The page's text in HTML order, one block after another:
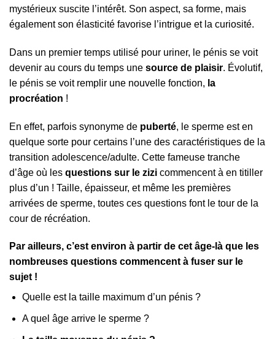
mystérieux suscite l’intérêt. Son aspect, sa forme, mais
également son élasticité favorise l’intrigue et la curiosité.
Dans un premier temps utilisé pour uriner, le pénis se voit
devenir au cours du temps une source de plaisir. Évolutif,
le pénis se voit remplir une nouvelle fonction, la
procréation !
En effet, parfois synonyme de puberté, le sperme est en
quelque sorte pour certains l’une des caractéristiques de la
transition adolescence/adulte. Cette fameuse tranche
d’âge où les questions sur le zizi commencent à en titiller
plus d’un ! Taille, épaisseur, et même les premières
arrivées de sperme, toutes ces questions font le tour de la
cour de récréation.
Par ailleurs, c’est environ à partir de cet âge-là que les
nombreuses questions commencent à fuser sur le
sujet !
Quelle est la taille maximum d’un pénis ?
A quel âge arrive le sperme ?